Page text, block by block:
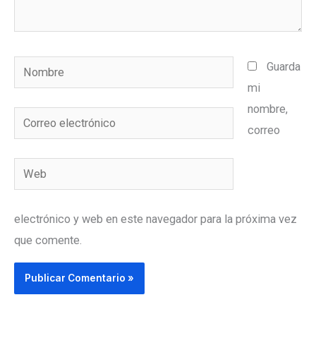
Nombre
Correo
electrónico
Web
Guarda
mi
nombre,
correo
electrónico y web en este navegador para la próxima vez
que comente.